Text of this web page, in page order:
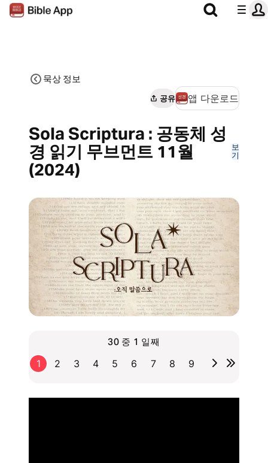
묵상 정보
공유 앱 다운로드
Sola Scriptura : 공동체 성
경 읽기 무브먼트 11월
(2024)
보
기
30 중 1 일째
1 2 3 4 5 6 7 8 9